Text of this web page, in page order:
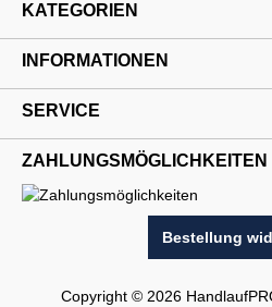
KATEGORIEN
INFORMATIONEN
SERVICE
ZAHLUNGSMÖGLICHKEITEN
Bestellung
Copyright © 2026